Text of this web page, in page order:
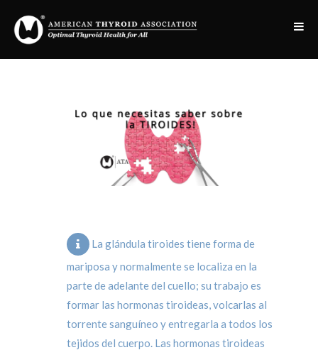
La glándula tiroides tiene forma de
mariposa y normalmente se localiza en la
parte de adelante del cuello; su trabajo es
formar las hormonas tiroideas, volcarlas al
torrente sanguíneo y entregarla a todos los
tejidos del cuerpo. Las hormonas tiroideas